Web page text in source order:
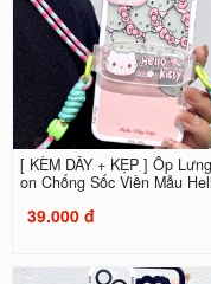
[ KÈM DÂY + KẸP ] Ốp
on Chống Sốc Viền Mẫu
39.000 đ